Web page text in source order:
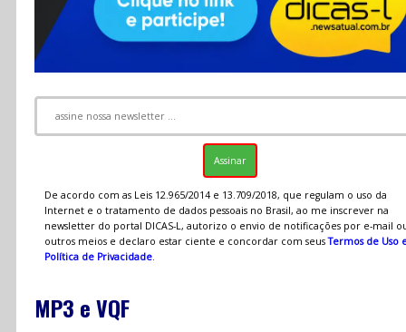
De acordo com as Leis 12.965/2014 e 13.709/2018, que regulam o uso da
Internet e o tratamento de dados pessoais no Brasil, ao me inscrever na
newsletter do portal DICAS-L, autorizo o envio de notificações por e-mail
outros meios e declaro estar ciente e concordar com seusTermos de Uso
Política de Privacidade.
MP3 e VQF